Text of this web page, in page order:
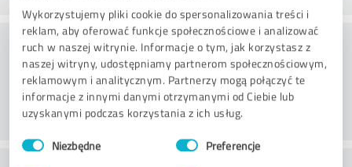
Wykorzystujemy pliki cookie do spersonalizowania treści i
reklam, aby oferować funkcje społecznościowe i analizować
ruch w naszej witrynie. Informacje o tym, jak korzystasz z
naszej witryny, udostępniamy partnerom społecznościowym,
reklamowym i analitycznym. Partnerzy mogą połączyć te
informacje z innymi danymi otrzymanymi od Ciebie lub
uzyskanymi podczas korzystania z ich usług.
Wybór
zgody Niezbędne Preferencje
Doradztwo